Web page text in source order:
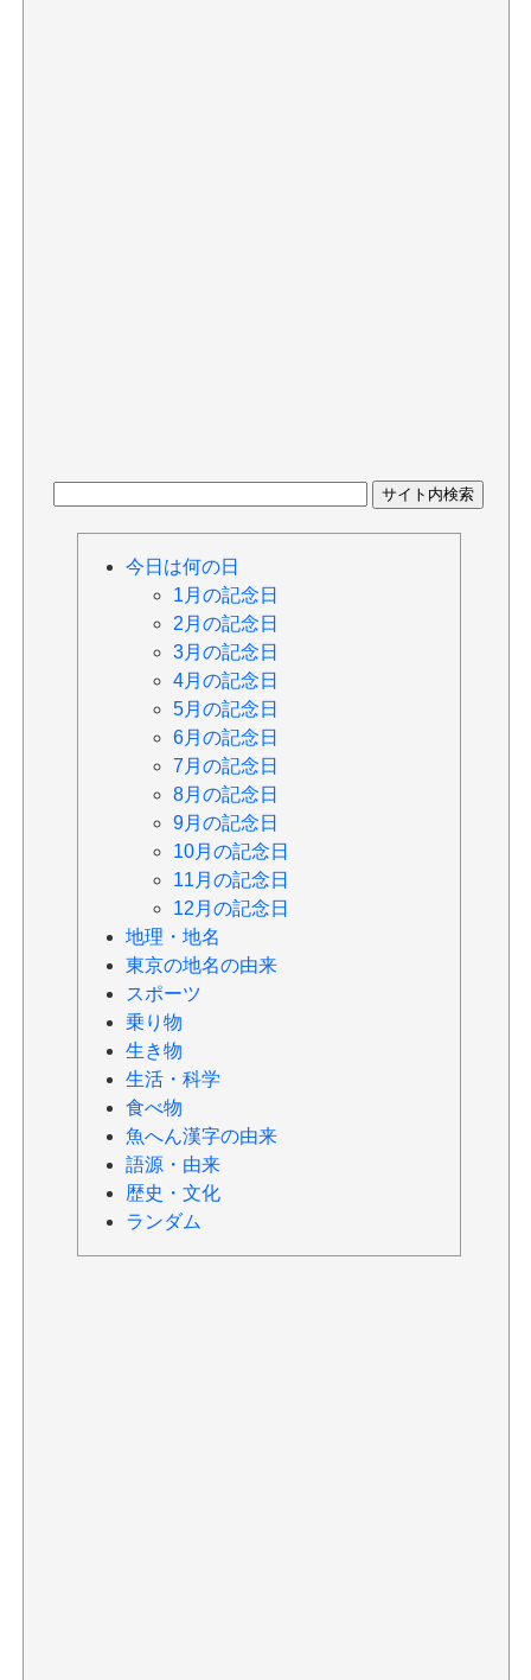
今日は何の日
1月の記念日
2月の記念日
3月の記念日
4月の記念日
5月の記念日
6月の記念日
7月の記念日
8月の記念日
9月の記念日
10月の記念日
11月の記念日
12月の記念日
地理・地名
東京の地名の由来
スポーツ
乗り物
生き物
生活・科学
食べ物
魚へん漢字の由来
語源・由来
歴史・文化
ランダム